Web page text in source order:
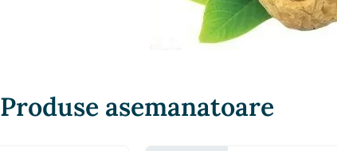
Produse asemanatoare